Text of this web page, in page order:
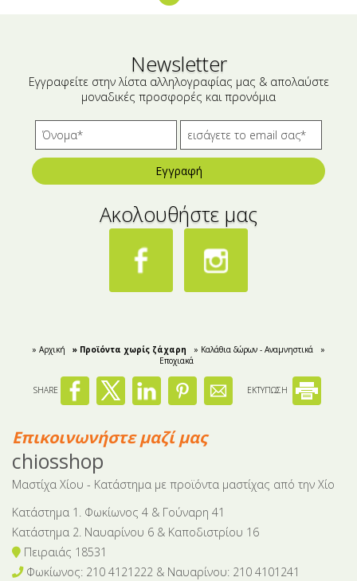
Set Καλλυντικών
Μακιγιάζ
Τουρσιά
Ροφήματα
Ελαιόλαδο
Αλίπαστα Ψαρικά
Έτοιμα Μείγματα
Newsletter
Εγγραφείτε στην λίστα αλληλογραφίας μας & απολαύστε
μοναδικές προσφορές και προνόμια
Εγγραφή
Ακολουθήστε μας
» Αρχική » Προϊόντα χωρίς ζάχαρη » Καλάθια δώρων - Αναμνηστικά
»
Εποχιακά
SHARE ΕΚΤΥΠΩΣΗ
Επικοινωνήστε μαζί μας
chiosshop
Μαστίχα Χίου - Κατάστημα με προϊόντα μαστίχας από την Χίο
Κατάστημα 1. Φωκίωνος 4 & Γούναρη 41
Κατάστημα 2. Ναυαρίνου 6 & Καποδιστρίου 16
Πειραιάς 18531
Φωκίωνος: 210 4121222 & Nαυαρίνου: 210 4101241